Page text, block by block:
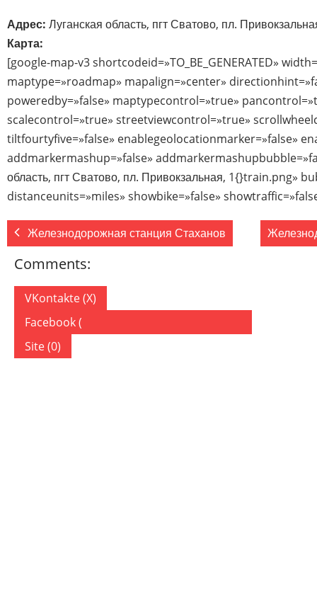
Адрес: Луганская область, пгт Сватово, пл.
Карта:
[google-map-v3 shortcodeid=»TO_BE_GENERATED»
maptype=»roadmap» mapalign=»center»
poweredby=»false» maptypecontrol=»true»
scalecontrol=»true» streetviewcontrol=»true»
tiltfourtyfive=»false» enablegeolocationmarker=»false»
addmarkermashup=»false»
область, пгт Сватово, пл. Привокзальная, 1{}train.png»
distanceunits=»miles» showbike=»false»
Железнодорожная станция Стаханов
Comments:
VKontakte (X)
Facebook (
Site (0)